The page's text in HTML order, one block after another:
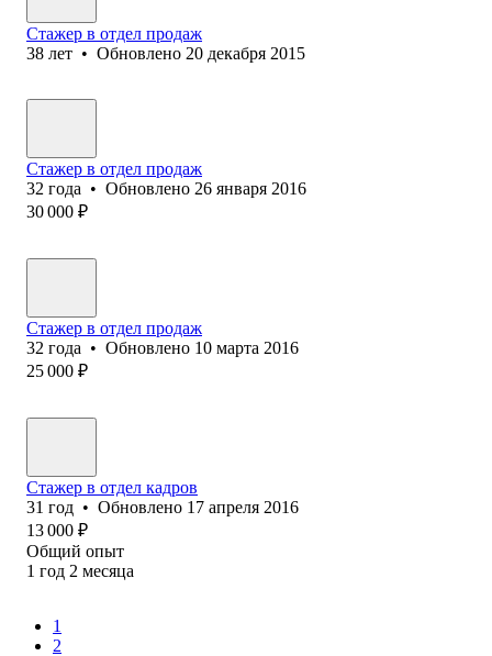
Стажер в отдел продаж
38 лет • Обновлено 20 декабря 2015
Стажер в отдел продаж
32 года • Обновлено 26 января 2016
30 000 ₽
Стажер в отдел продаж
32 года • Обновлено 10 марта 2016
25 000 ₽
Стажер в отдел кадров
31 год • Обновлено 17 апреля 2016
13 000 ₽
Общий опыт
1 год 2 месяца
1
2